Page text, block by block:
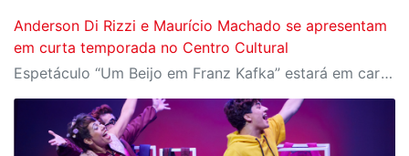
Anderson Di Rizzi e Maurício Machado se apresentam
em curta temporada no Centro Cultural
Espetáculo “Um Beijo em Franz Kafka” estará em cartaz entre os dias 16 e 19 de abril